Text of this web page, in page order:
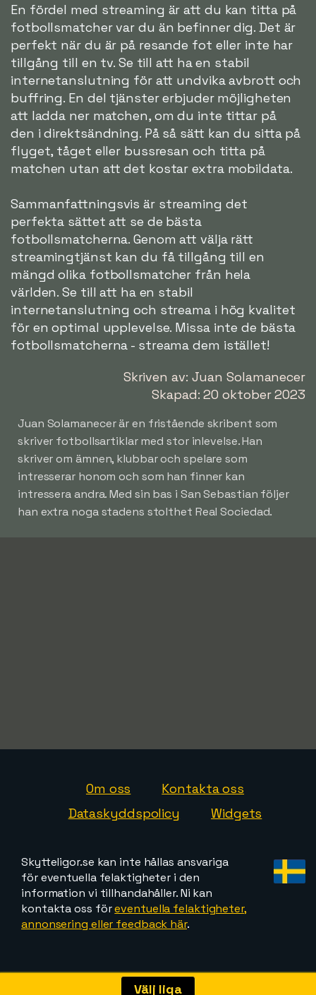
En fördel med streaming är att du kan titta på
fotbollsmatcher var du än befinner dig. Det är
perfekt när du är på resande fot eller inte har
tillgång till en tv. Se till att ha en stabil
internetanslutning för att undvika avbrott och
buffring. En del tjänster erbjuder möjligheten
att ladda ner matchen, om du inte tittar på
den i direktsändning. På så sätt kan du sitta på
flyget, tåget eller bussresan och titta på
matchen utan att det kostar extra mobildata.
Sammanfattningsvis är streaming det
perfekta sättet att se de bästa
fotbollsmatcherna. Genom att välja rätt
streamingtjänst kan du få tillgång till en
mängd olika fotbollsmatcher från hela
världen. Se till att ha en stabil
internetanslutning och streama i hög kvalitet
för en optimal upplevelse. Missa inte de bästa
fotbollsmatcherna - streama dem istället!
Skriven av: Juan Solamanecer
Skapad: 20 oktober 2023
Juan Solamanecer är en fristående skribent som
skriver fotbollsartiklar med stor inlevelse. Han
skriver om ämnen, klubbar och spelare som
intresserar honom och som han finner kan
intressera andra. Med sin bas i San Sebastian följer
han extra noga stadens stolthet Real Sociedad.
Om oss
Kontakta oss
Dataskyddspolicy
Widgets
Skytteligor.se kan inte hållas ansvariga
för eventuella felaktigheter i den
information vi tillhandahåller. Ni kan
kontakta oss föreventuella felaktigheter,
annonsering eller feedback här.
Välj liga